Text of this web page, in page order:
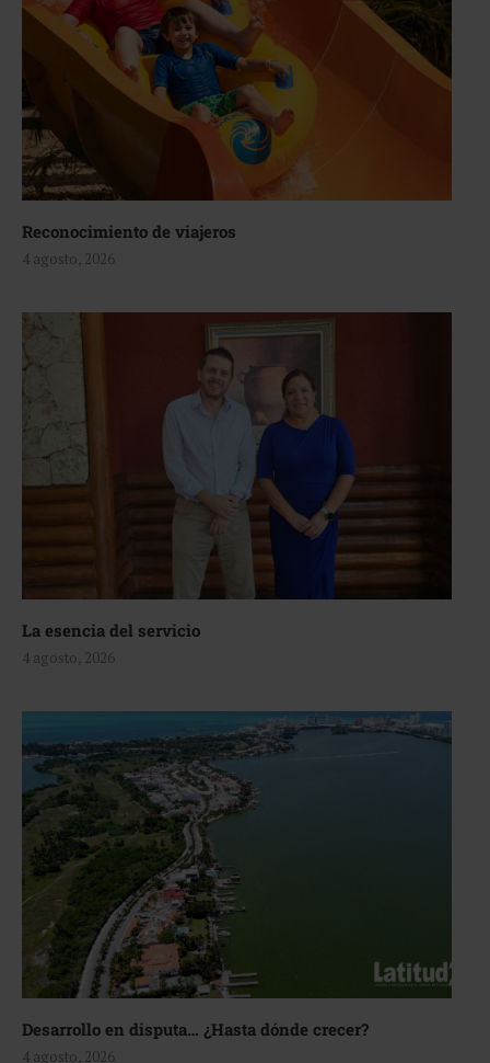
Reconocimiento de viajeros
4 agosto, 2026
La esencia del servicio
4 agosto, 2026
Desarrollo en disputa… ¿Hasta dónde crecer?
4 agosto, 2026